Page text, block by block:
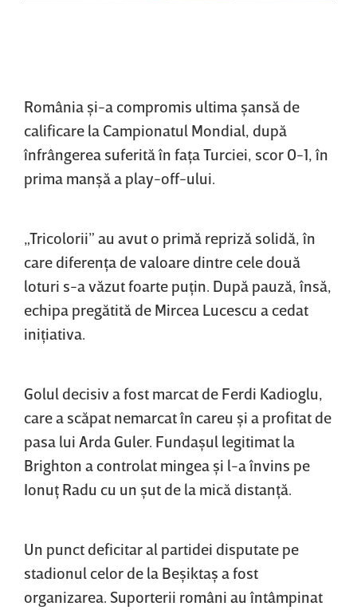
România şi-a compromis ultima şansă de
calificare la Campionatul Mondial, după
înfrângerea suferită în faţa Turciei, scor 0-1, în
prima manşă a play-off-ului.
„Tricolorii” au avut o primă repriză solidă, în
care diferenţa de valoare dintre cele două
loturi s-a văzut foarte puţin. După pauză, însă,
echipa pregătită de Mircea Lucescu a cedat
iniţiativa.
Golul decisiv a fost marcat de Ferdi Kadioglu,
care a scăpat nemarcat în careu şi a profitat de
pasa lui Arda Guler. Fundaşul legitimat la
Brighton a controlat mingea şi l-a învins pe
Ionuţ Radu cu un şut de la mică distanţă.
Un punct deficitar al partidei disputate pe
stadionul celor de la Beşiktaş a fost
organizarea. Suporterii români au întâmpinat